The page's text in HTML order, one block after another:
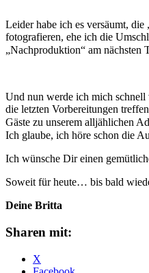
Leider habe ich es versäumt, die
fotografieren, ehe ich die
„Nachproduktion“ am
Und nun werde ich mich
die letzten Vorbereitungen
Gäste zu unserem alljählichen
Ich glaube, ich höre schon die
Ich wünsche Dir einen
Soweit für heute… bis bald
Deine Britta
Sharen mit:
X